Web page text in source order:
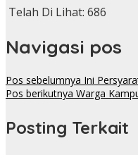
Telah Di Lihat: 686
Navigasi pos
Pos sebelumnya Ini
Pos berikutnya Warga
Posting Terkait